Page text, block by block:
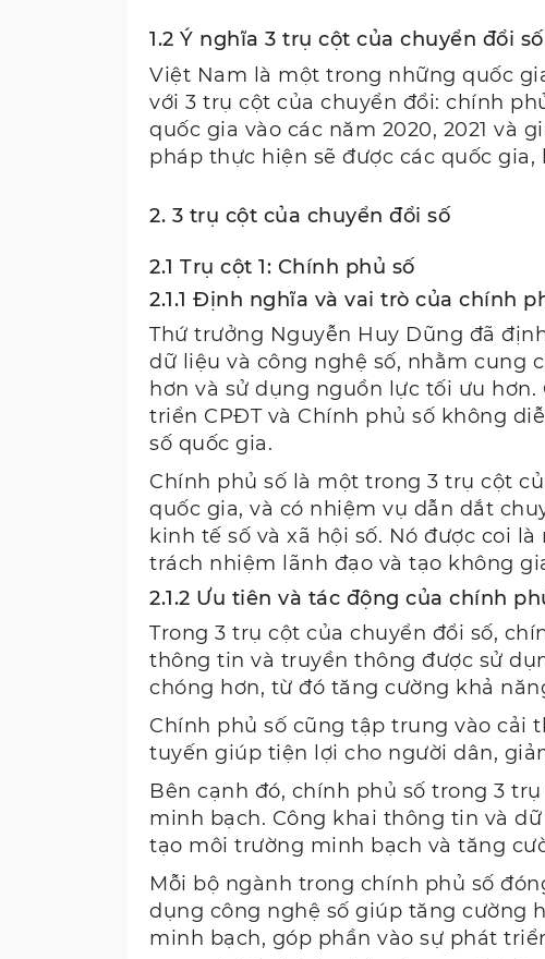
1.2 Ý nghĩa 3 trụ cột của chuyển đổi số
Việt Nam là một trong những quốc
với 3 trụ cột của chuyển đổi: chính
quốc gia vào các năm 2020, 2021 và
pháp thực hiện sẽ được các quốc
2. 3 trụ cột của chuyển đổi số
2.1 Trụ cột 1: Chính phủ số
2.1.1 Định nghĩa và vai trò của chính
Thứ trưởng Nguyễn Huy Dũng đã
dữ liệu và công nghệ số, nhằm cung
hơn và sử dụng nguồn lực tối ưu
triển CPĐT và Chính phủ số không
số quốc gia.
Chính phủ số là một trong 3 trụ cột
quốc gia, và có nhiệm vụ dẫn dắt
kinh tế số và xã hội số. Nó được coi
trách nhiệm lãnh đạo và tạo không
2.1.2 Ưu tiên và tác động của chính
Trong 3 trụ cột của chuyển đổi số,
thông tin và truyền thông được sử
chóng hơn, từ đó tăng cường khả
Chính phủ số cũng tập trung vào cải
tuyến giúp tiện lợi cho người dân,
Bên cạnh đó, chính phủ số trong 3
minh bạch. Công khai thông tin và
tạo môi trường minh bạch và tăng
Mỗi bộ ngành trong chính phủ số
dụng công nghệ số giúp tăng cường
minh bạch, góp phần vào sự phát